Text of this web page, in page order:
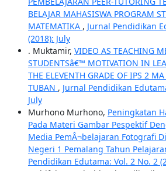
BELAJAR MAHASISWA PROGRAM
MATEMATIKA , Jurnal Pendidikan
(2018): July
. Muktamir, VIDEO AS TEACHING
STUDENTSâ€™ MOTIVATION IN
THE ELEVENTH GRADE OF IPS 2
TUBAN , Jurnal Pendidikan
July
Murhono Murhono, Peningkatan
Pada Materi Gambar Pespektif
Media PemÂ¬belajaran Fotografi
Negeri 1 Pemalang Tahun
Pendidikan Edutama: Vol. 2 No. 2